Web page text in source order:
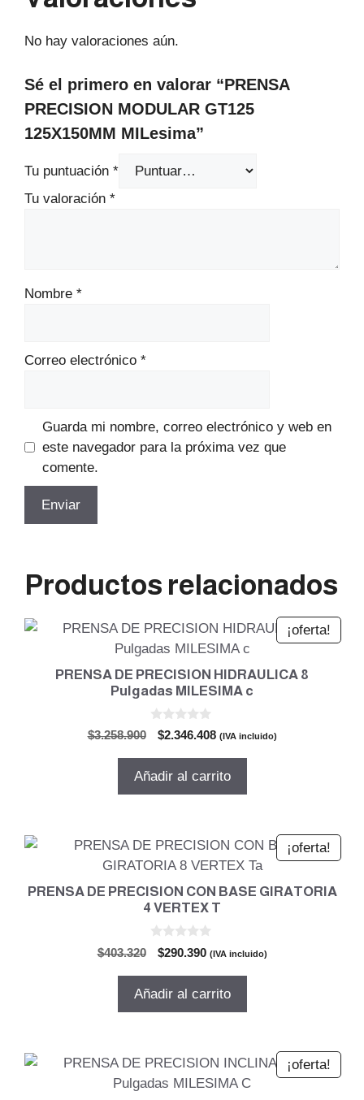
No hay valoraciones aún.
Sé el primero en valorar “PRENSA
PRECISION MODULAR GT125
125X150MM MILesima”
Tu puntuación *
Tu valoración *
Nombre *
Correo electrónico *
Guarda mi nombre, correo electrónico y web en
este navegador para la próxima vez que
comente.
Productos relacionados
¡oferta!
PRENSA DE PRECISION HIDRAULICA 8
Pulgadas MILESIMA c
$3.258.900
El
original
$2.346.408El
actual
(IVA incluido)
Añadir al carrito
¡oferta!
PRENSA DE PRECISION CON BASE GIRATORIA
4 VERTEX T
$403.320
El
original
$290.390El
actual
(IVA incluido)
Añadir al carrito
¡oferta!